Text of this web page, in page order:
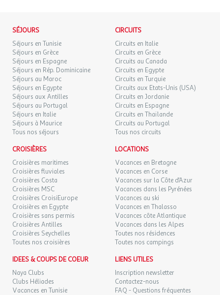
SÉJOURS
Séjours en Tunisie
Séjours en Grèce
Séjours en Espagne
Séjours en Rép. Dominicaine
Séjours au Maroc
Séjours en Egypte
Séjours aux Antilles
Séjours au Portugal
Séjours en Italie
Séjours à Maurice
Tous nos séjours
CIRCUITS
Circuits en Italie
Circuits en Grèce
Circuits au Canada
Circuits en Egypte
Circuits en Turquie
Circuits aux Etats-Unis (USA)
Circuits en Jordanie
Circuits en Espagne
Circuits en Thaïlande
Circuits au Portugal
Tous nos circuits
CROISIÈRES
Croisières maritimes
Croisières fluviales
Croisières Costa
Croisières MSC
Croisières CroisiEurope
Croisières en Egypte
Croisières sans permis
Croisières Antilles
Croisières Seychelles
Toutes nos croisières
LOCATIONS
Vacances en Bretagne
Vacances en Corse
Vacances sur la Côte d'Azur
Vacances dans les Pyrénées
Vacances au ski
Vacances en Thalasso
Vacances côte Atlantique
Vacances dans les Alpes
Toutes nos résidences
Toutes nos campings
IDEES & COUPS DE COEUR
Naya Clubs
Clubs Héliades
Vacances en Tunisie
LIENS UTILES
Inscription newsletter
Contactez-nous
FAQ - Questions fréquentes